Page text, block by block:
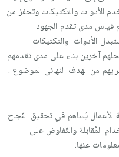
الأدوات والتكتيكات وتحفز من
قياس مدى تقدم الجهود
الأدوات والتكتيكات
آخرين بناء على مدى تقدمهم
من الهدف النهائى الموضوع .
الأعمال يُساهم في تحقيق النّجاح
المُقابلة والتّفاوض على
عنها: